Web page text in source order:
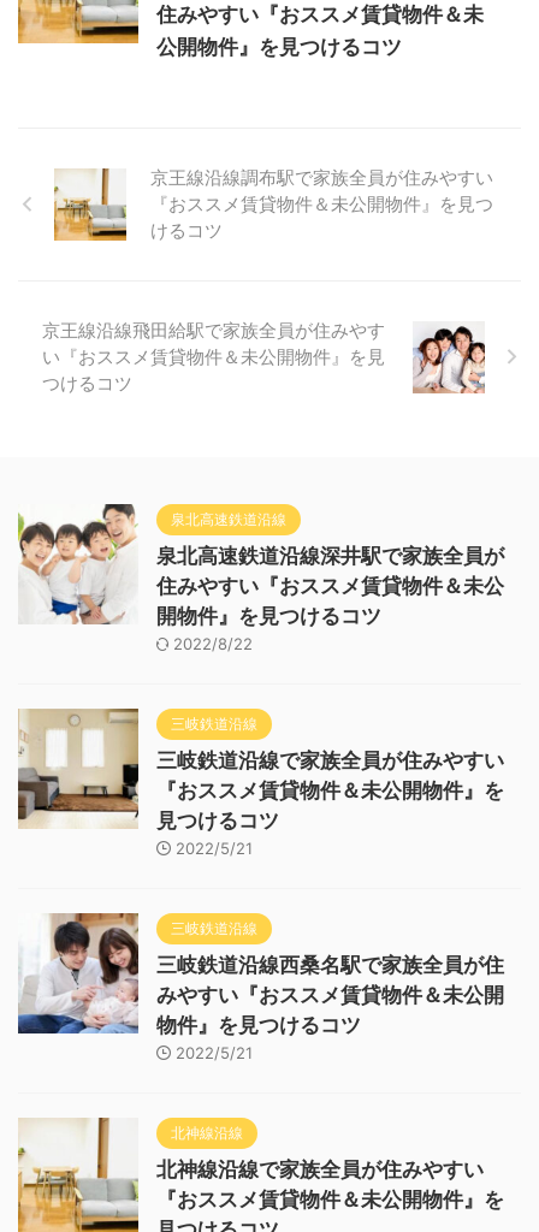
住みやすい『おススメ賃貸物件＆未
公開物件』を見つけるコツ
京王線沿線調布駅で家族全員が住みやすい
『おススメ賃貸物件＆未公開物件』を見つ
けるコツ
京王線沿線飛田給駅で家族全員が住みやす
い『おススメ賃貸物件＆未公開物件』を見
つけるコツ
泉北高速鉄道沿線
泉北高速鉄道沿線深井駅で家族全員が
住みやすい『おススメ賃貸物件＆未公
開物件』を見つけるコツ
2022/8/22
三岐鉄道沿線
三岐鉄道沿線で家族全員が住みやすい
『おススメ賃貸物件＆未公開物件』を
見つけるコツ
2022/5/21
三岐鉄道沿線
三岐鉄道沿線西桑名駅で家族全員が住
みやすい『おススメ賃貸物件＆未公開
物件』を見つけるコツ
2022/5/21
北神線沿線
北神線沿線で家族全員が住みやすい
『おススメ賃貸物件＆未公開物件』を